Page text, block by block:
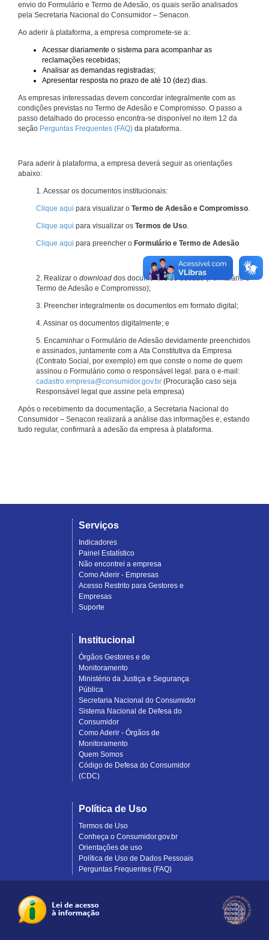
envio do Formulário e Termo de Adesão, os quais serão analisados
pela Secretaria Nacional do Consumidor – Senacon.
Ao aderir à plataforma, a empresa compromete-se a:
Acessar diariamente o sistema para acompanhar as
reclamações recebidas;
Analisar as demandas registradas;
Apresentar resposta no prazo de até 10 (dez) dias.
As empresas interessadas devem concordar integralmente com as
condições previstas no Termo de Adesão e Compromisso. O passo a
passo detalhado do processo encontra-se disponível no item 12 da
seção Perguntas Frequentes (FAQ) da plataforma.
Para aderir à plataforma, a empresa deverá seguir as orientações
abaixo:
1. Acessar os documentos institucionais:
Clique aqui para visualizar o Termo de Adesão e Compromisso.
Clique aqui para visualizar os Termos de Uso.
Clique aqui para preencher o Formulário e Termo de Adesão
2. Realizar o download dos documentos de adesão (Formulário e
Termo de Adesão e Compromisso);
3. Preencher integralmente os documentos em formato digital;
4. Assinar os documentos digitalmente; e
5. Encaminhar o Formulário de Adesão devidamente preenchidos
e assinados, juntamente com a Ata Constitutiva da Empresa
(Contrato Social, por exemplo) em que conste o nome de quem
assinou o Formulário como o responsável legal. para o e-mail:
cadastro.empresa@consumidor.gov.br (Procuração caso seja
Responsável legal que assine pela empresa)
Após o recebimento da documentação, a Secretaria Nacional do
Consumidor – Senacon realizará a análise das informações e, estando
tudo regular, confirmará a adesão da empresa à plataforma.
Serviços
Indicadores
Painel Estatístico
Não encontrei a empresa
Como Aderir - Empresas
Acesso Restrito para Gestores e
Empresas
Suporte
Institucional
Órgãos Gestores e de
Monitoramento
Ministério da Justiça e Segurança
Pública
Secretaria Nacional do Consumidor
Sistema Nacional de Defesa do
Consumidor
Como Aderir - Órgãos de
Monitoramento
Quem Somos
Código de Defesa do Consumidor
(CDC)
Política de Uso
Termos de Uso
Conheça o Consumidor.gov.br
Orientações de uso
Política de Uso de Dados Pessoais
Perguntas Frequentes (FAQ)